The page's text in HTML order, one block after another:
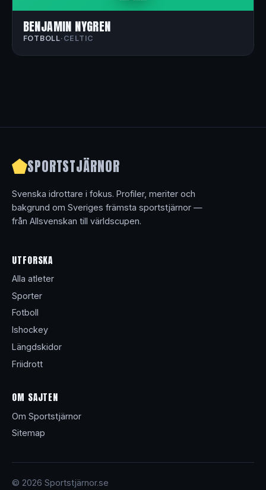
BENJAMIN NYGREN
FOTBOLL· CELTIC
SPORTSTJÄRNOR
Svenska idrottare i fokus. Profiler, meriter och
bakgrund om Sveriges främsta sportstjärnor —
från Allsvenskan till världscupen.
UTFORSKA
Alla atleter
Sporter
Fotboll
Ishockey
Längdskidor
Friidrott
OM SAJTEN
Om Sportstjärnor
Sitemap
© 2026 Sportstjärnor.se